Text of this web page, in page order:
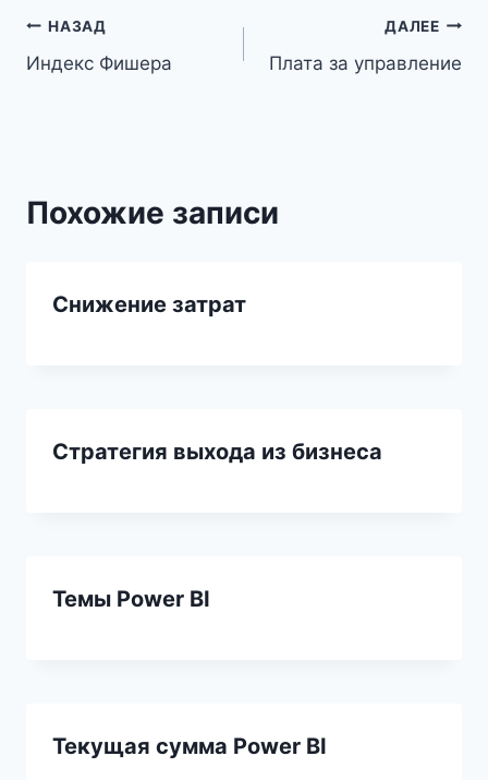
Навигация
по
НАЗАД
Индекс Фишера
ДАЛЕЕ
Плата за управление
Похожие записи
Снижение затрат
Стратегия выхода из бизнеса
Темы Power BI
Текущая сумма Power BI